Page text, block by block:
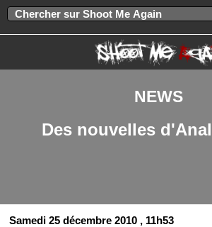
NEWS
Des nouvelles
Samedi 25 décembre 2010 , 11h53